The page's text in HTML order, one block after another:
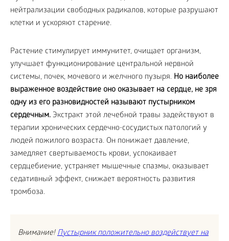
нейтрализации свободных радикалов, которые разрушают
клетки и ускоряют старение.
Растение стимулирует иммунитет, очищает организм,
улучшает функционирование центральной нервной
системы, почек, мочевого и желчного пузыря. Но наиболее
выраженное воздействие оно оказывает на сердце, не зря
одну из его разновидностей называют пустырником
сердечным. Экстракт этой лечебной травы задействуют в
терапии хронических сердечно-сосудистых патологий у
людей пожилого возраста. Он понижает давление,
замедляет свертываемость крови, успокаивает
сердцебиение, устраняет мышечные спазмы, оказывает
седативный эффект, снижает вероятность развития
тромбоза.
Внимание!Пустырник положительно воздействует на